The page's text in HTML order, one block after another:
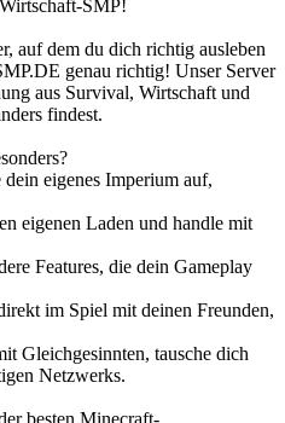
SMP!
auf dem du dich richtig ausleben
genau richtig! Unser Server
aus Survival, Wirtschaft und
findest.
eigenes Imperium auf,
eigenen Laden und handle mit
Features, die dein Gameplay
im Spiel mit deinen Freunden,
Gleichgesinnten, tausche dich
Netzwerks.
besten Minecraft-